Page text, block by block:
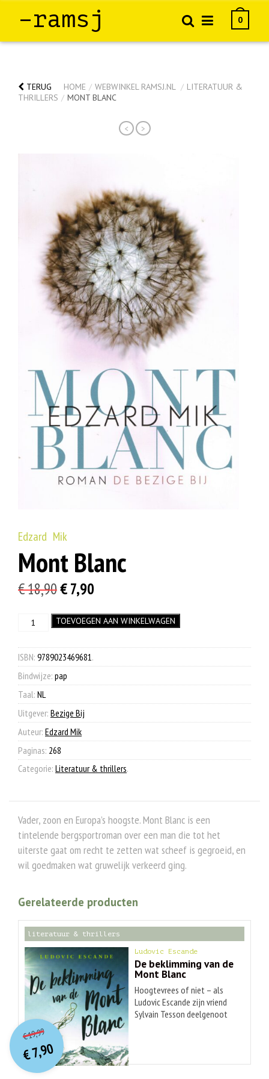
–ramsj 0
TERUG HOME / WEBWINKEL RAMSJ.NL / LITERATUUR &
THRILLERS / MONT BLANC
< >
Edzard Mik
Mont Blanc
€18,90Oorspronkelijke
was:
€ 18,90.
€7,90
is:
€ 7,90.
Mont
TOEVOEGEN AAN WINKELWAGEN
ISBN: 9789023469681 .
Bindwijze: pap
Taal: NL
Uitgever: Bezige Bij
Auteur: Edzard Mik
Paginas: 268
Categorie: Literatuur & thrillers.
Vader, zoon en Europa’s hoogste. Mont Blanc is een
tintelende bergsportroman over een man die tot het
uiterste gaat om recht te zetten wat scheef is gegroeid, en
wil goedmaken wat gruwelijk verkeerd ging.
Gerelateerde producten
literatuur & thrillers
Ludovic Escande
De beklimming van de
Mont Blanc
Hoogtevrees of niet – als
Ludovic Escande zijn vriend
Sylvain Tesson deelgenoot
paar knopen doorgehakt.
€19,99O
orspr
onkelijke
prijs
was:
€ 19,99.
€7,90
Huidige
prijs
is:
€ 7,90.